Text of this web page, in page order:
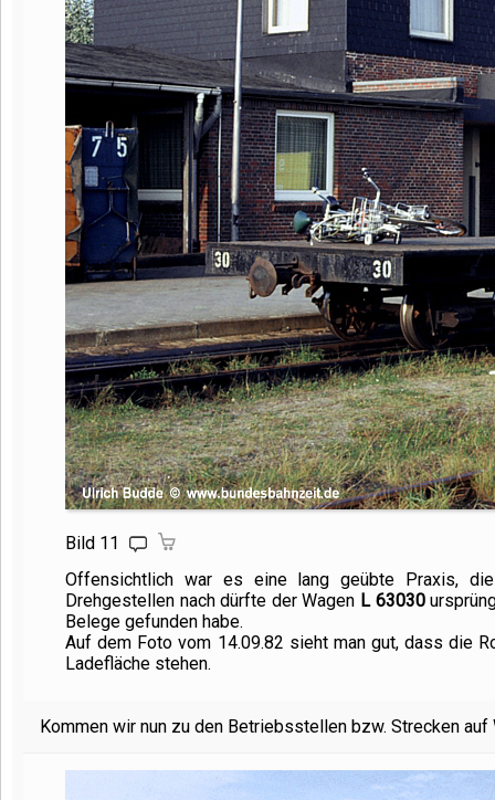
Bild 11
Offensichtlich war es eine lang geübte Praxis, die
Drehgestellen nach dürfte der Wagen L 63030
Belege gefunden habe.
Auf dem Foto vom 14.09.82 sieht man gut, dass die
Ladefläche stehen.
Kommen wir nun zu den Betriebsstellen bzw. Strecken auf